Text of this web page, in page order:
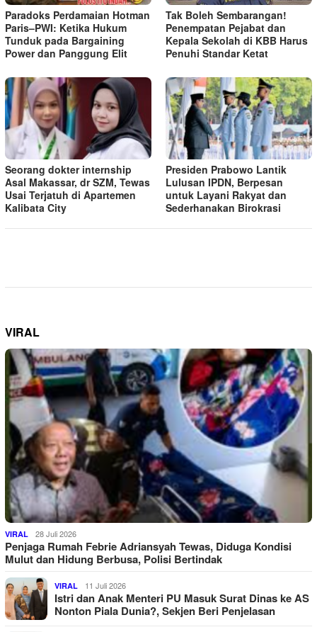
Paradoks Perdamaian Hotman
Paris–PWI: Ketika Hukum
Tunduk pada Bargaining
Power dan Panggung Elit
Tak Boleh Sembarangan!
Penempatan Pejabat dan
Kepala Sekolah di KBB Harus
Penuhi Standar Ketat ​
Seorang dokter internship
Asal Makassar, dr SZM, Tewas
Usai Terjatuh di Apartemen
Kalibata City
Presiden Prabowo Lantik
Lulusan IPDN, Berpesan
untuk Layani Rakyat dan
Sederhanakan Birokrasi
VIRAL
VIRAL 28 Juli 2026
Penjaga Rumah Febrie Adriansyah Tewas, Diduga Kondisi
Mulut dan Hidung Berbusa, Polisi Bertindak
VIRAL 11 Juli 2026
Istri dan Anak Menteri PU Masuk Surat Dinas ke AS
Nonton Piala Dunia?, Sekjen Beri Penjelasan